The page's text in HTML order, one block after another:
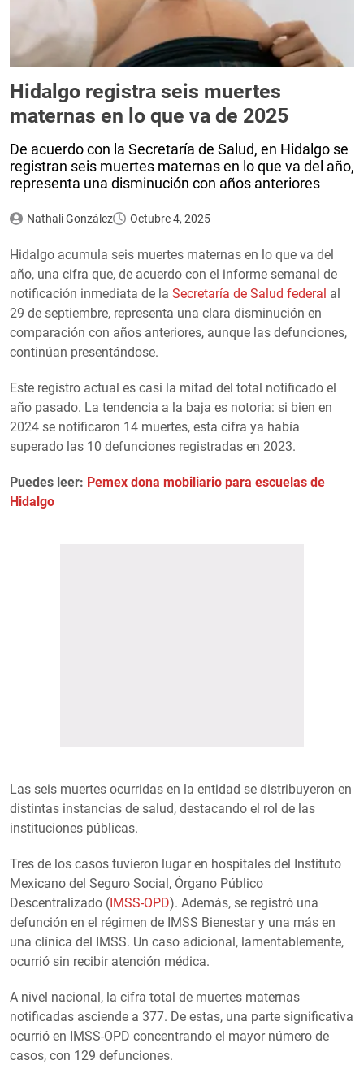
Hidalgo registra seis muertes
maternas en lo que va de 2025
De acuerdo con la Secretaría de Salud, en Hidalgo se
registran seis muertes maternas en lo que va del año,
representa una disminución con años anteriores
Nathali González Octubre 4, 2025
Hidalgo acumula seis muertes maternas en lo que va del
año, una cifra que, de acuerdo con el informe semanal de
notificación inmediata de la Secretaría de Salud federal al
29 de septiembre, representa una clara disminución en
comparación con años anteriores, aunque las defunciones,
continúan presentándose.
Este registro actual es casi la mitad del total notificado el
año pasado. La tendencia a la baja es notoria: si bien en
2024 se notificaron 14 muertes, esta cifra ya había
superado las 10 defunciones registradas en 2023.
Puedes leer: Pemex dona mobiliario para escuelas de
Hidalgo
Las seis muertes ocurridas en la entidad se distribuyeron en
distintas instancias de salud, destacando el rol de las
instituciones públicas.
Tres de los casos tuvieron lugar en hospitales del Instituto
Mexicano del Seguro Social, Órgano Público
Descentralizado (IMSS-OPD). Además, se registró una
defunción en el régimen de IMSS Bienestar y una más en
una clínica del IMSS. Un caso adicional, lamentablemente,
ocurrió sin recibir atención médica.
A nivel nacional, la cifra total de muertes maternas
notificadas asciende a 377. De estas, una parte significativa
ocurrió en IMSS-OPD concentrando el mayor número de
casos, con 129 defunciones.